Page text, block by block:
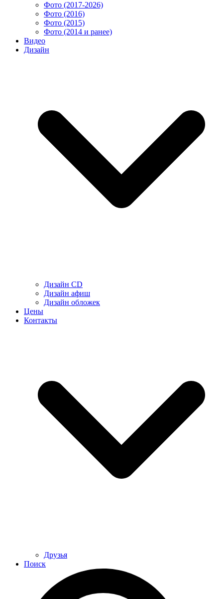
Фото (2017-2026)
Фото (2016)
Фото (2015)
Фото (2014 и ранее)
Видео
Дизайн
Дизайн CD
Дизайн афиш
Дизайн обложек
Цены
Контакты
Друзья
Поиск